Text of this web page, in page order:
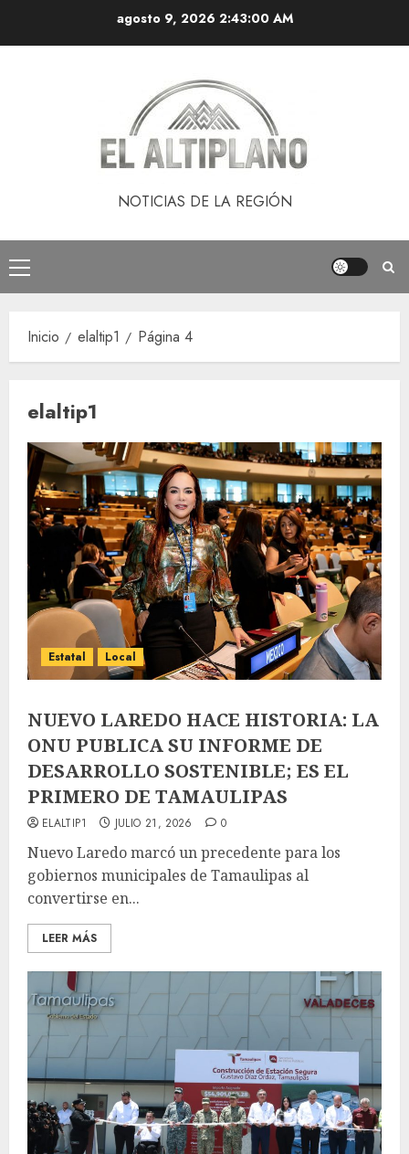
agosto 9, 20262:43:01 AM
NOTICIAS DE LA REGIÓN
Menú
principal
Inicio elaltip1 Página 4
elaltip1
Estatal Local
NUEVO LAREDO HACE HISTORIA: LA
ONU PUBLICA SU INFORME DE
DESARROLLO SOSTENIBLE; ES EL
PRIMERO DE TAMAULIPAS
ELALTIP1 JULIO 21, 2026 0
Nuevo Laredo marcó un precedente para los
gobiernos municipales de Tamaulipas al
convertirse en...
LEER MÁS